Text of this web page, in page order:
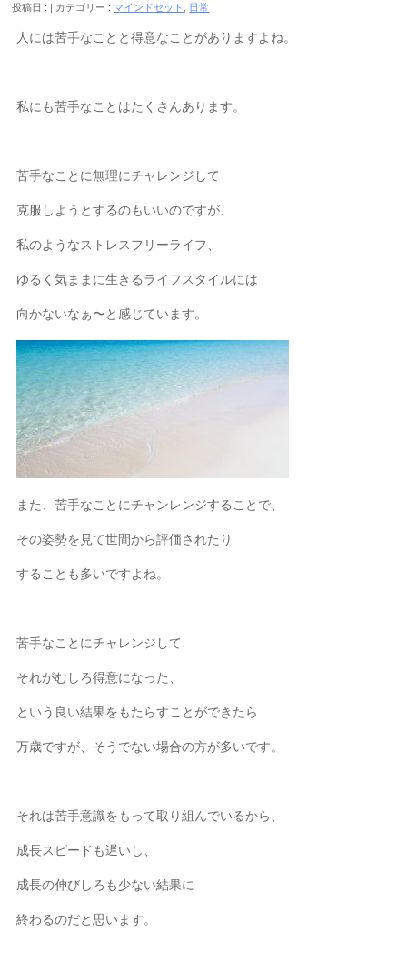
投稿日 : カテゴリー : マインドセット 日常
人には苦手なことと得意なことがありますよね。
私にも苦手なことはたくさんあります。
苦手なことに無理にチャレンジして
克服しようとするのもいいのですが、
私のようなストレスフリーライフ、
ゆるく気ままに生きるライフスタイルには
向かないなぁ〜と感じています。
また、苦手なことにチャンレンジすることで、
その姿勢を見て世間から評価されたり
することも多いですよね。
苦手なことにチャレンジして
それがむしろ得意になった、
という良い結果をもたらすことができたら
万歳ですが、そうでない場合の方が多いです。
それは苦手意識をもって取り組んでいるから、
成長スピードも遅いし、
成長の伸びしろも少ない結果に
終わるのだと思います。